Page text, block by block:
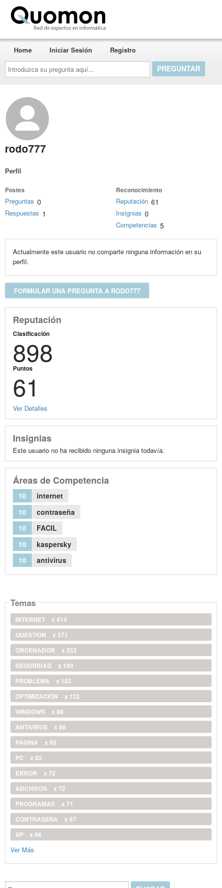
Introduzca
su
pregunta
aquí...
Home Iniciar Sesión Registro
rodo777
Perfil
Postes
Preguntas 0
Respuestas 1
Reconocimiento
Reputación 61
Insignias 0
Competencias 5
Actualmente este usuario no comparte ninguna información en su
perfil.
FORMULAR UNA PREGUNTA A RODO777
Reputación
Clasificación
898
Puntos
61
Ver Detalles
Insignias
Este usuario no ha recibido ninguna insignia todavía.
Áreas de Competencia
10
internet
10
contraseña
10
FACIL
10
kaspersky
10
antivirus
Temas
INTERNET
x 414
QUESTION
x 371
ORDENADOR
x 252
SEGURIDAD
x 190
PROBLEMA
x 182
OPTIMIZACIÓN
x 122
WINDOWS
x 88
ANTIVIRUS
x 86
PAGINA
x 85
PC
x 82
ERROR
x 72
ARCHIVOS
x 72
PROGRAMAS
x 71
CONTRASEÑA
x 67
XP
x 66
Ver Más
Buscar...